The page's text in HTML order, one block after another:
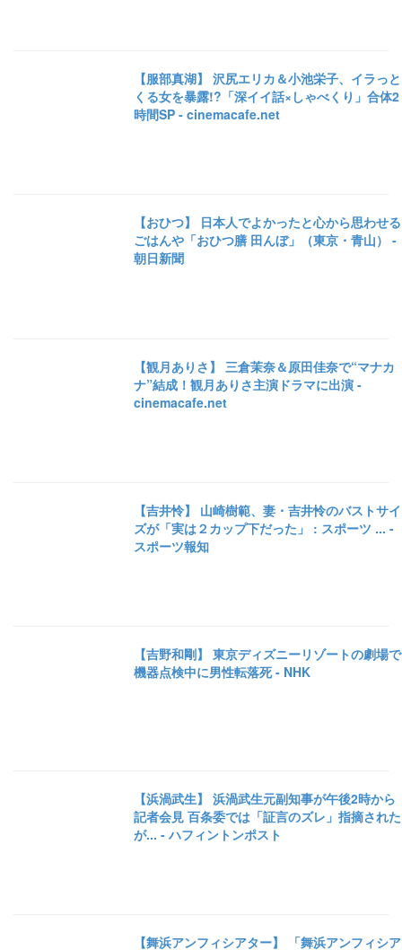
【服部真湖】 沢尻エリカ＆小池栄子、イラっと
くる女を暴露!?「深イイ話×しゃべくり」合体2
時間SP - cinemacafe.net
【おひつ】 日本人でよかったと心から思わせる
ごはんや「おひつ膳 田んぼ」（東京・青山） -
朝日新聞
【観月ありさ】 三倉茉奈＆原田佳奈で“マナカ
ナ”結成！観月ありさ主演ドラマに出演 -
cinemacafe.net
【吉井怜】 山崎樹範、妻・吉井怜のバストサイ
ズが「実は２カップ下だった」 : スポーツ ... -
スポーツ報知
【吉野和剛】 東京ディズニーリゾートの劇場で
機器点検中に男性転落死 - NHK
【浜渦武生】 浜渦武生元副知事が午後2時から
記者会見 百条委では「証言のズレ」指摘された
が... - ハフィントンポスト
【舞浜アンフィシアター】 「舞浜アンフィシア